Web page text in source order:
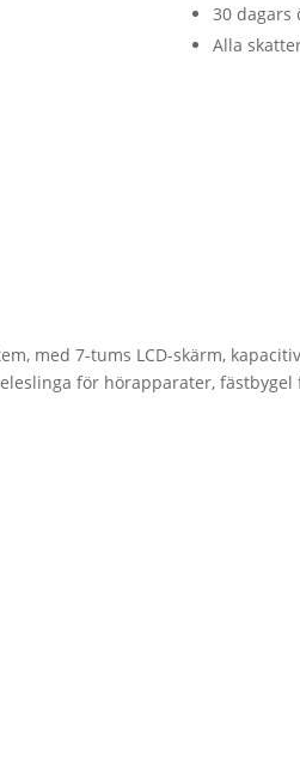
30 dagars
Alla
med 7-tums LCD-skärm, kapacitiv
för hörapparater, fästbygel